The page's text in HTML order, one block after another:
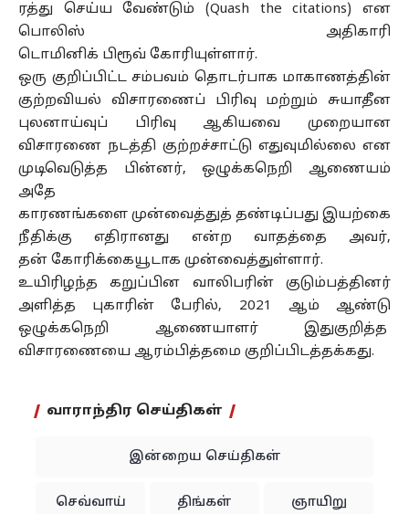
ரத்து செய்ய வேண்டும் (Quash the citations) என
பொலிஸ் அதிகாரி
டொமினிக் பிரூவ் கோரியுள்ளார்.
ஒரு குறிப்பிட்ட சம்பவம் தொடர்பாக மாகாணத்தின்
குற்றவியல் விசாரணைப் பிரிவு மற்றும் சுயாதீன
புலனாய்வுப் பிரிவு ஆகியவை முறையான
விசாரணை நடத்தி குற்றச்சாட்டு எதுவுமில்லை என
முடிவெடுத்த பின்னர், ஒழுக்கநெறி ஆணையம்
அதே
காரணங்களை முன்வைத்துத் தண்டிப்பது இயற்கை
நீதிக்கு எதிரானது என்ற வாதத்தை அவர்,
தன் கோரிக்கையூடாக முன்வைத்துள்ளார்.
உயிரிழந்த கறுப்பின வாலிபரின் குடும்பத்தினர்
அளித்த புகாரின் பேரில், 2021 ஆம் ஆண்டு
ஒழுக்கநெறி ஆணையாளர் இதுகுறித்த
விசாரணையை ஆரம்பித்தமை குறிப்பிடத்தக்கது.
வாராந்திர செய்திகள்
இன்றைய செய்திகள்
செவ்வாய் திங்கள் ஞாயிறு